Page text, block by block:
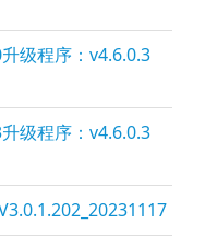
级程序：v4.6.0.3
级程序：v4.6.0.3